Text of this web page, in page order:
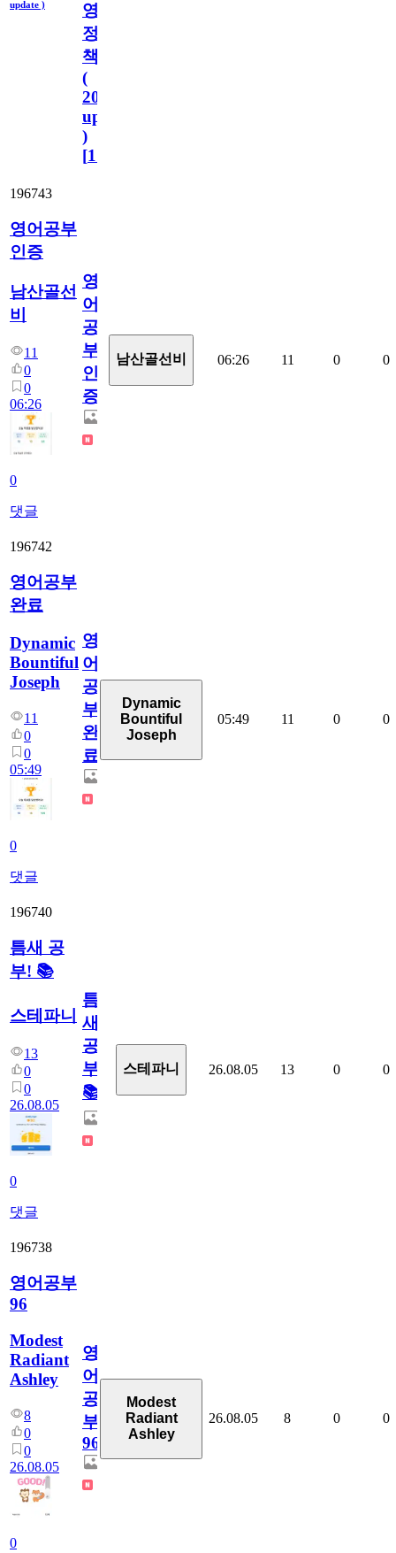
update )
영
정
책
(
2023.11.1
update
)
[110
196743
영어공부
인증
남산골선
비
11
0
0
06:26
0
댓글
영
어
공
부
인
증
남산골선비 06:26 11 0 0
196742
영어공부
완료
Dynamic
Bountiful
Joseph
11
0
0
05:49
0
댓글
영
어
공
부
완
료
Dynamic
Bountiful
Joseph
05:49 11 0 0
196740
틈새 공
부! 📚
스테파니
13
0
0
26.08.05
0
댓글
틈
새
공
부!
📚
스테파니 26.08.05 13 0 0
196738
영어공부
96
Modest
Radiant
Ashley
8
0
0
26.08.05
0
영
어
공
부
96
Modest
Radiant
Ashley
26.08.05 8 0 0